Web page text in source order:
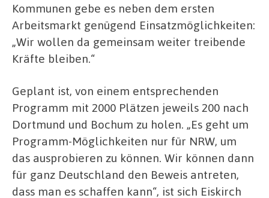
Kommunen gebe es neben dem ersten
Arbeitsmarkt genügend Einsatzmöglichkeiten:
„Wir wollen da gemeinsam weiter treibende
Kräfte bleiben.“
Geplant ist, von einem entsprechenden
Programm mit 2000 Plätzen jeweils 200 nach
Dortmund und Bochum zu holen. „Es geht um
Programm-Möglichkeiten nur für NRW, um
das ausprobieren zu können. Wir können dann
für ganz Deutschland den Beweis antreten,
dass man es schaffen kann“, ist sich Eiskirch